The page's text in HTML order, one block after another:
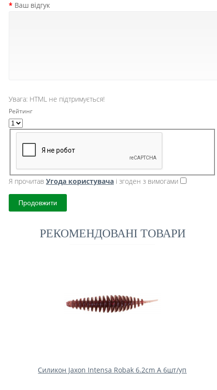
Ваш відгук
Увага: HTML не підтримується!
Рейтинг
Я прочитав Угода користувача і згоден з вимогами
Продовжити
РЕКОМЕНДОВАНІ ТОВАРИ
Силикон Jaxon Intensa Robak 6.2cm A 6шт/уп